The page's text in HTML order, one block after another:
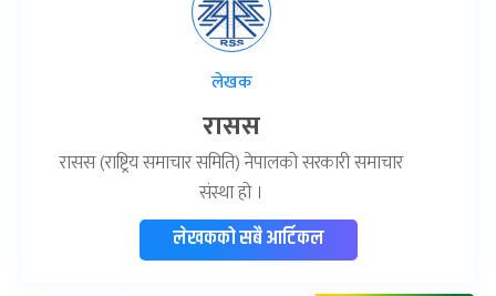
लेखक
रासस
रासस (राष्ट्रिय समाचार समिति) नेपालको सरकारी समाचार
संस्था हो ।
लेखकको सबै आर्टिकल